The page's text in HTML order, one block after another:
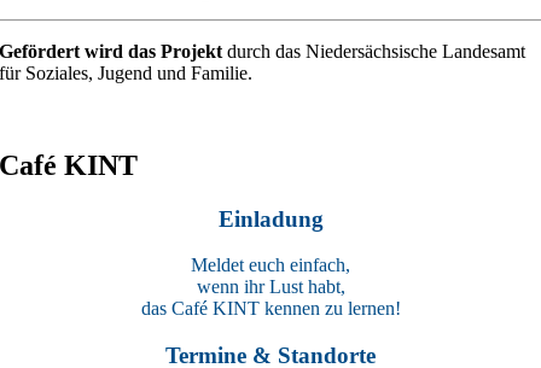
Gefördert wird das Projekt durch das Niedersächsische Landesamt
für Soziales, Jugend und Familie.
Café KINT
Einladung
Meldet euch einfach,
wenn ihr Lust habt,
das Café KINT kennen zu lernen!
Termine & Standorte